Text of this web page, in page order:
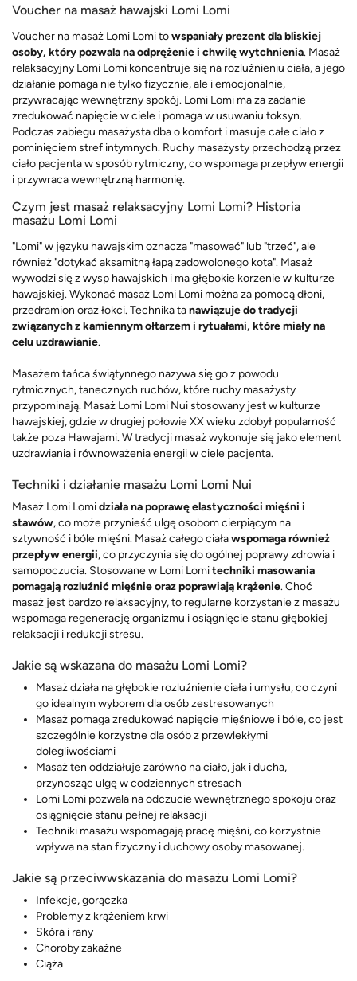
Voucher na masaż hawajski Lomi Lomi
Voucher na masaż Lomi Lomi towspaniały prezent dla bliskiej
osoby, który pozwala na odprężenie i chwilę wytchnienia. Masaż
relaksacyjny Lomi Lomi koncentruje się na rozluźnieniu ciała, a jego
działanie pomaga nie tylko fizycznie, ale i emocjonalnie,
przywracając wewnętrzny spokój. Lomi Lomi ma za zadanie
zredukować napięcie w ciele i pomaga w usuwaniu toksyn.
Podczas zabiegu masażysta dba o komfort i masuje całe ciało z
pominięciem stref intymnych. Ruchy masażysty przechodzą przez
ciało pacjenta w sposób rytmiczny, co wspomaga przepływ energii
i przywraca wewnętrzną harmonię.
Czym jest masaż relaksacyjny Lomi Lomi? Historia
masażu Lomi Lomi
"Lomi" w języku hawajskim oznacza "masować" lub "trzeć", ale
również "dotykać aksamitną łapą zadowolonego kota". Masaż
wywodzi się z wysp hawajskich i ma głębokie korzenie w kulturze
hawajskiej. Wykonać masaż Lomi Lomi można za pomocą dłoni,
przedramion oraz łokci. Technika tanawiązuje do tradycji
związanych z kamiennym ołtarzem i rytuałami, które miały na
celu uzdrawianie.
Masażem tańca świątynnego nazywa się go z powodu
rytmicznych, tanecznych ruchów, które ruchy masażysty
przypominają. Masaż Lomi Lomi Nui stosowany jest w kulturze
hawajskiej, gdzie w drugiej połowie XX wieku zdobył popularność
także poza Hawajami. W tradycji masaż wykonuje się jako element
uzdrawiania i równoważenia energii w ciele pacjenta.
Techniki i działanie masażu Lomi Lomi Nui
Masaż Lomi Lomidziała na poprawę elastyczności mięśni i
stawów, co może przynieść ulgę osobom cierpiącym na
sztywność i bóle mięśni. Masaż całego ciaławspomaga również
przepływ energii, co przyczynia się do ogólnej poprawy zdrowia i
samopoczucia. Stosowane w Lomi Lomitechniki masowania
pomagają rozluźnić mięśnie oraz poprawiają krążenie. Choć
masaż jest bardzo relaksacyjny, to regularne korzystanie z masażu
wspomaga regenerację organizmu i osiągnięcie stanu głębokiej
relaksacji i redukcji stresu.
Jakie są wskazana do masażu Lomi Lomi?
Masaż działa na głębokie rozluźnienie ciała i umysłu, co czyni
go idealnym wyborem dla osób zestresowanych
Masaż pomaga zredukować napięcie mięśniowe i bóle, co jest
szczególnie korzystne dla osób z przewlekłymi
dolegliwościami
Masaż ten oddziałuje zarówno na ciało, jak i ducha,
przynosząc ulgę w codziennych stresach
Lomi Lomi pozwala na odczucie wewnętrznego spokoju oraz
osiągnięcie stanu pełnej relaksacji
Techniki masażu wspomagają pracę mięśni, co korzystnie
wpływa na stan fizyczny i duchowy osoby masowanej.
Jakie są przeciwwskazania do masażu Lomi Lomi?
Infekcje, gorączka
Problemy z krążeniem krwi
Skóra i rany
Choroby zakaźne
Ciąża